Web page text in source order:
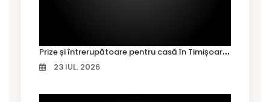
P
rize și întrerupătoare pentru casă în Timișoara – cum alegi variantele potrivite
23 IUL. 2026